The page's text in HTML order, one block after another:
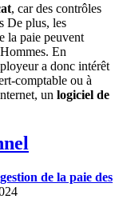
, car des contrôles
De plus, les
la paie peuvent
En
a donc intérêt
comptable ou à
un logiciel de
de la paie des